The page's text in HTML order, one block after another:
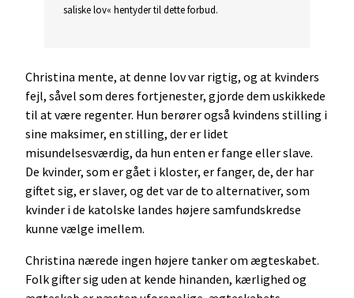
saliske lov« hentyder til dette forbud.
Christina mente, at denne lov var rigtig, og at kvinders
fejl, såvel som deres fortjenester, gjorde dem uskikkede
til at være regenter. Hun berører også kvindens stilling i
sine maksimer, en stilling, der er lidet
misundelsesværdig, da hun enten er fange eller slave.
De kvinder, som er gået i kloster, er fanger, de, der har
giftet sig, er slaver, og det var de to alternativer, som
kvinder i de katolske landes højere samfundskredse
kunne vælge imellem.
Christina nærede ingen højere tanker om ægteskabet.
Folk gifter sig uden at kende hinanden, kærlighed og